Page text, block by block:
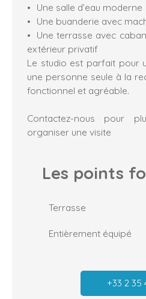
Une salle d’eau moderne
Une buanderie avec
Une terrasse avec
extérieur privatif
Le studio est parfait pour
une personne seule à la
fonctionnel et agréable.
Contactez-nous pour
organiser une visite
Les points
Terrasse
Entièrement équipé
+33 2 35